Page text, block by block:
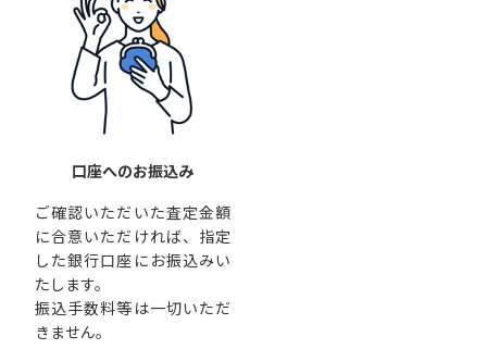
口座へのお振込み
ご確認いただいた査定金額
に合意いただければ、指定
した銀行口座にお振込みい
たします。
振込手数料等は一切いただ
きません。